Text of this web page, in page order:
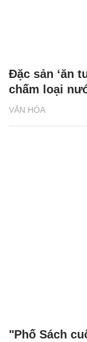
VĂN HÓA
Đặc sản ‘ăn
chấm loại
"Phố Sách